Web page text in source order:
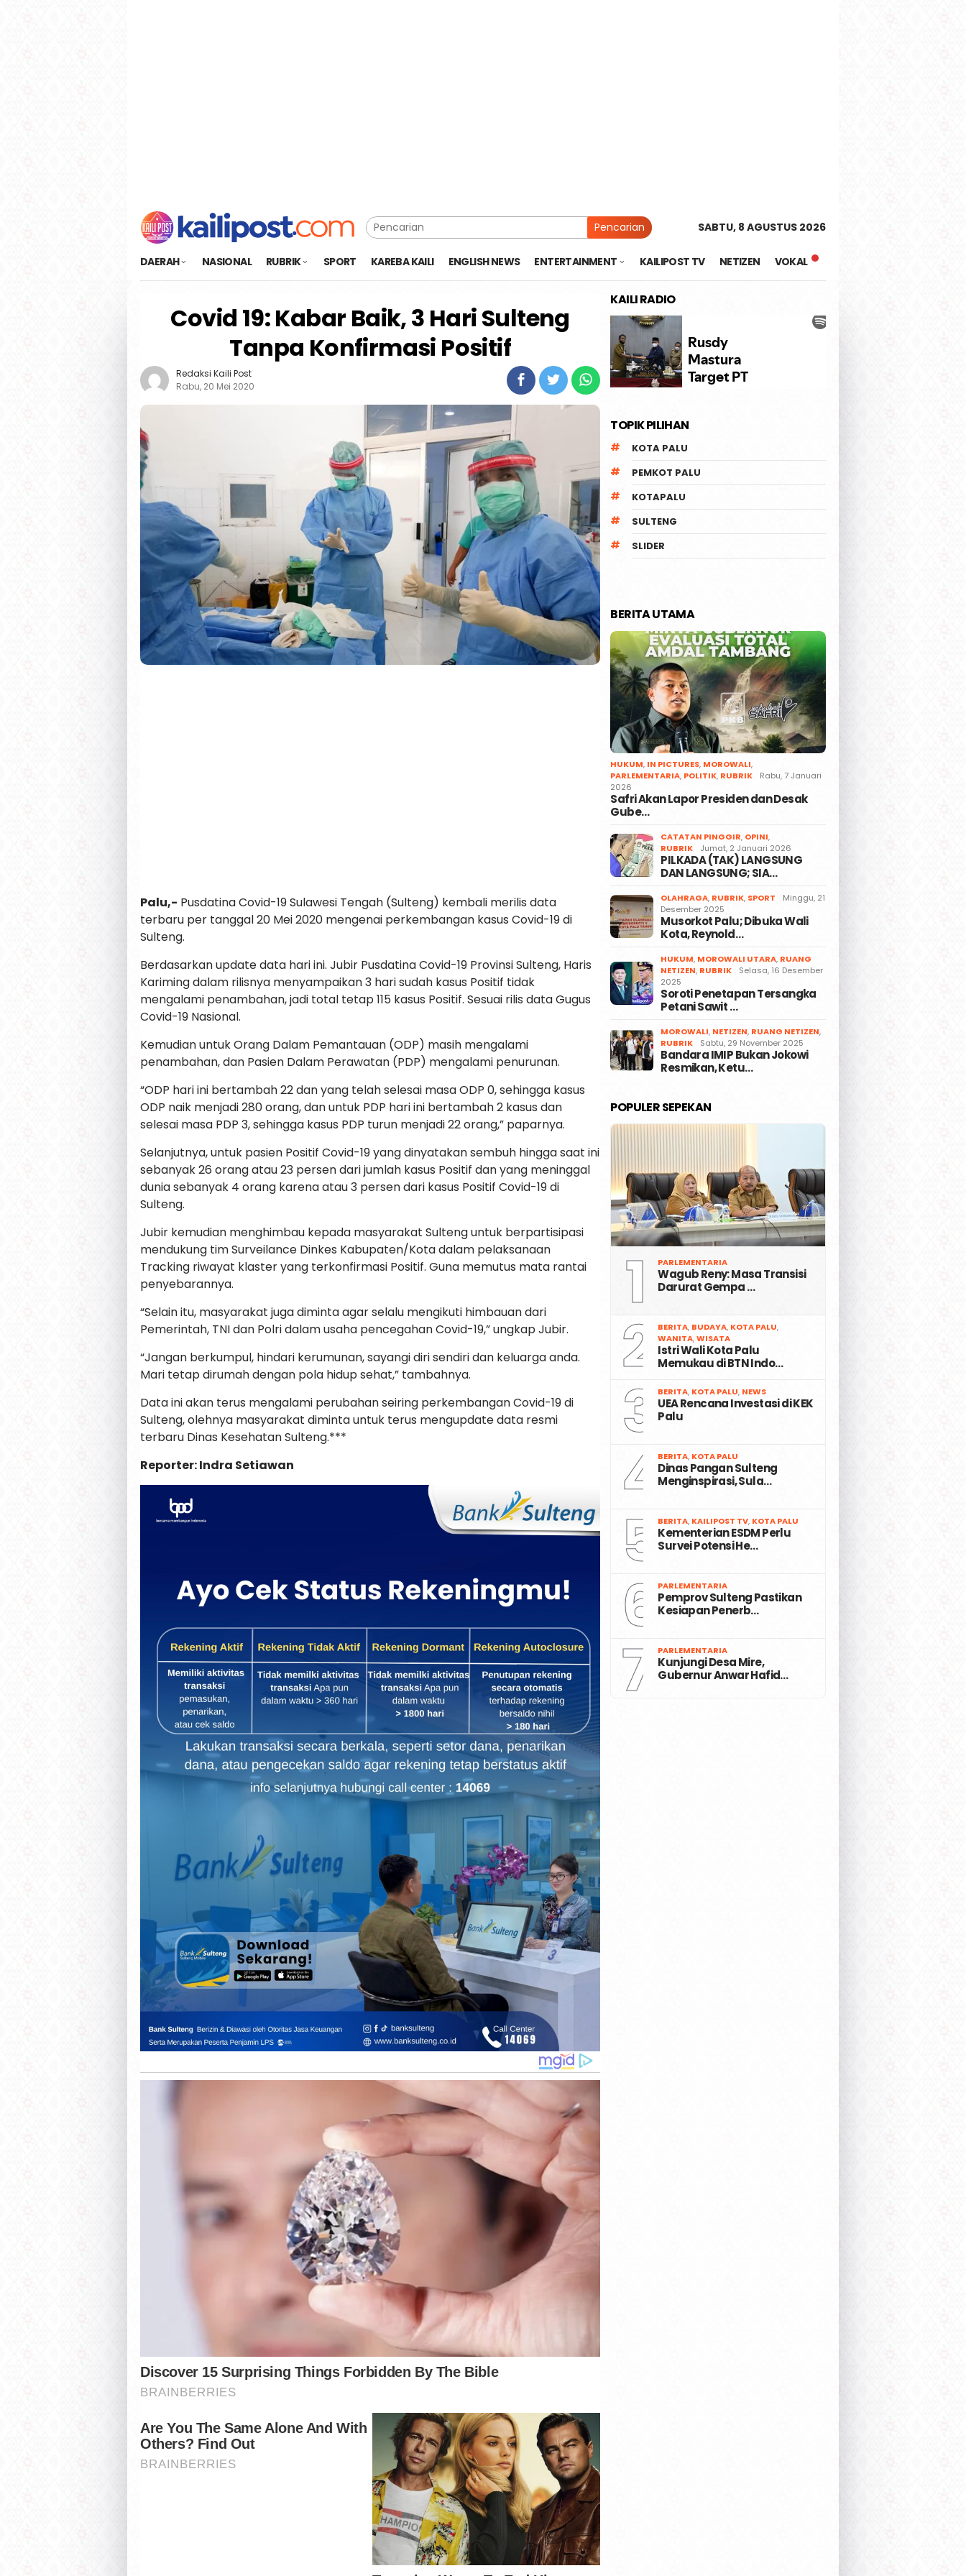
Pencarian SABTU, 8 AGUSTUS 2026
DAERAH NASIONAL RUBRIK SPORT KAREBA KAILI ENGLISH NEWS ENTERTAINMENT KAILIPOST TV NETIZEN VOKAL
Covid 19: Kabar Baik, 3 Hari Sulteng
Tanpa Konfirmasi Positif
Redaksi Kaili Post
Rabu, 20 Mei 2020
Palu,- Pusdatina Covid-19 Sulawesi Tengah (Sulteng) kembali merilis data
terbaru per tanggal 20 Mei 2020 mengenai perkembangan kasus Covid-19 di
Sulteng.
Berdasarkan update data hari ini. Jubir Pusdatina Covid-19 Provinsi Sulteng, Haris
Kariming dalam rilisnya menyampaikan 3 hari sudah kasus Positif tidak
mengalami penambahan, jadi total tetap 115 kasus Positif. Sesuai rilis data Gugus
Covid-19 Nasional.
Kemudian untuk Orang Dalam Pemantauan (ODP) masih mengalami
penambahan, dan Pasien Dalam Perawatan (PDP) mengalami penurunan.
“ODP hari ini bertambah 22 dan yang telah selesai masa ODP 0, sehingga kasus
ODP naik menjadi 280 orang, dan untuk PDP hari ini bertambah 2 kasus dan
selesai masa PDP 3, sehingga kasus PDP turun menjadi 22 orang,” paparnya.
Selanjutnya, untuk pasien Positif Covid-19 yang dinyatakan sembuh hingga saat ini
sebanyak 26 orang atau 23 persen dari jumlah kasus Positif dan yang meninggal
dunia sebanyak 4 orang karena atau 3 persen dari kasus Positif Covid-19 di
Sulteng.
Jubir kemudian menghimbau kepada masyarakat Sulteng untuk berpartisipasi
mendukung tim Surveilance Dinkes Kabupaten/Kota dalam pelaksanaan
Tracking riwayat klaster yang terkonfirmasi Positif. Guna memutus mata rantai
penyebarannya.
“Selain itu, masyarakat juga diminta agar selalu mengikuti himbauan dari
Pemerintah, TNI dan Polri dalam usaha pencegahan Covid-19,” ungkap Jubir.
“Jangan berkumpul, hindari kerumunan, sayangi diri sendiri dan keluarga anda.
Mari tetap dirumah dengan pola hidup sehat,” tambahnya.
Data ini akan terus mengalami perubahan seiring perkembangan Covid-19 di
Sulteng, olehnya masyarakat diminta untuk terus mengupdate data resmi
terbaru Dinas Kesehatan Sulteng.***
Reporter: Indra Setiawan
KAILI RADIO
TOPIK PILIHAN
KOTA PALU
PEMKOT PALU
KOTAPALU
SULTENG
SLIDER
BERITA UTAMA
HUKUM, IN PICTURES, MOROWALI,
PARLEMENTARIA, POLITIK, RUBRIK
Rabu, 7 Januari
2026
Safri Akan Lapor Presiden dan Desak
Gube…
CATATAN PINGGIR, OPINI,
RUBRIK
Jumat, 2 Januari 2026
PILKADA (TAK) LANGSUNG
DAN LANGSUNG; SIA…
OLAHRAGA, RUBRIK, SPORT
Minggu, 21
Desember 2025
Musorkot Palu; Dibuka Wali
Kota, Reynold…
HUKUM, MOROWALI UTARA, RUANG
NETIZEN, RUBRIK
Selasa, 16 Desember
2025
Soroti Penetapan Tersangka
Petani Sawit …
MOROWALI, NETIZEN, RUANG NETIZEN,
RUBRIK
Sabtu, 29 November 2025
Bandara IMIP Bukan Jokowi
Resmikan, Ketu…
POPULER SEPEKAN
1 PARLEMENTARIA
Wagub Reny: Masa Transisi
Darurat Gempa …
2 BERITA, BUDAYA, KOTA PALU,
WANITA,WISATA
Istri Wali Kota Palu
Memukau di BTN Indo…
3 BERITA, KOTA PALU, NEWS
UEA Rencana Investasi di KEK
Palu
4 BERITA, KOTA PALU
Dinas Pangan Sulteng
Menginspirasi, Sula…
5 BERITA, KAILIPOST TV, KOTA PALU
Kementerian ESDM Perlu
Survei Potensi He…
6 PARLEMENTARIA
Pemprov Sulteng Pastikan
Kesiapan Penerb…
7 PARLEMENTARIA
Kunjungi Desa Mire,
Gubernur Anwar Hafid…